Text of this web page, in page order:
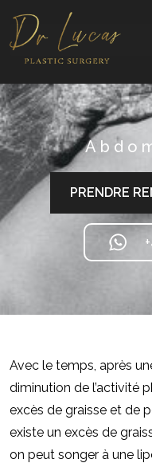
PRENDRE
Avec le temps, après
diminution de l’activité
excès de graisse et de
existe un excès de
on peut songer à une